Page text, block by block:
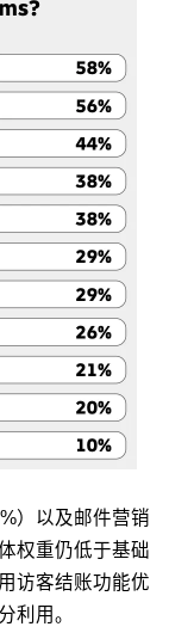
）以及邮件营销
权重仍低于基础
访客结账功能优
利用。